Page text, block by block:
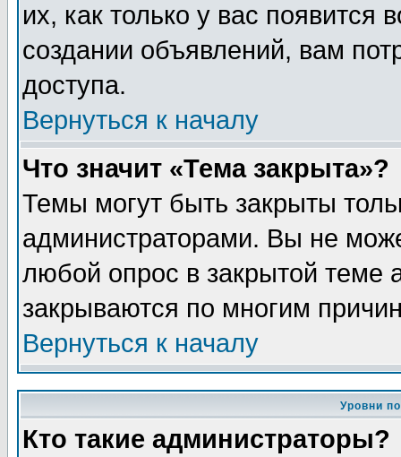
их, как только у вас появится
создании объявлений, вам
доступа.
Вернуться к началу
Что значит «Тема закрыта»?
Темы могут быть закрыты
администраторами. Вы не
любой опрос в закрытой теме
закрываются по многим
Вернуться к началу
Уровни
Кто такие администраторы?